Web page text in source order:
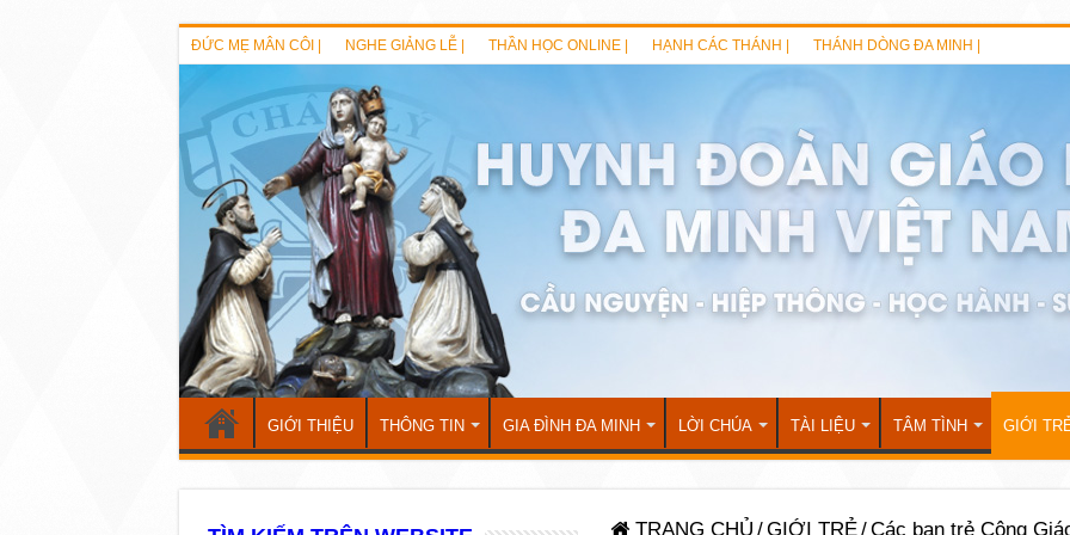
ĐỨC MẸ MÂN CÔI | NGHE GIẢNG LỄ | THẦN HỌC ONLINE | HẠNH CÁC THÁNH | THÁNH DÒNG ĐA MINH |
GIỚI THIỆU THÔNG TIN GIA ĐÌNH ĐA MINH LỜI CHÚA TÀI LIỆU TÂM TÌNH GIỚI
TRANG CHỦ /GIỚI TRẺ/Các bạn trẻ Công